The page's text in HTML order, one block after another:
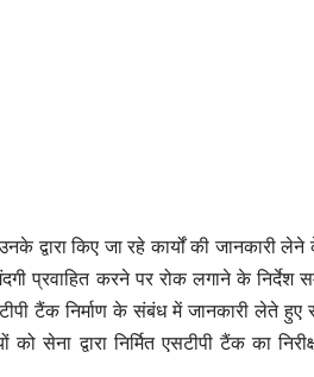
द्वारा किए जा रहे कार्यों की जानकारी
प्रवाहित करने पर रोक लगाने के निर्देश
टैंक निर्माण के संबंध में जानकारी लेते हुए
सेना द्वारा निर्मित एसटीपी टैंक का